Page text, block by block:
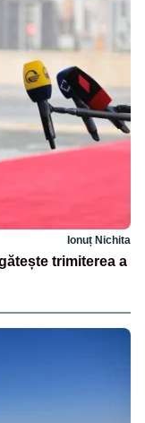
Ionuț Nichita
trimiterea a